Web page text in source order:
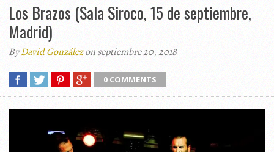
Los Brazos (Sala Siroco, 15 de septiembre,
Madrid)
ByDavid Gonzálezon septiembre 20, 2018
0 COMMENTS